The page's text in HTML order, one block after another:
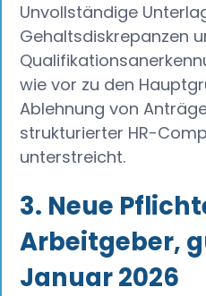
Unvollständige
Gehaltsdiskrepanzen
wie vor zu den
Ablehnung von
strukturierter HR-
unterstreicht.
3. Neue
Arbeitgeber,
Januar 2026